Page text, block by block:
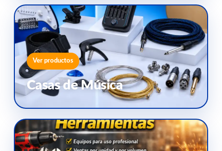
Ver productos
Casas de Música